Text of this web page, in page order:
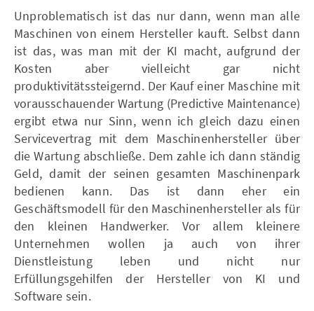
Unproblematisch ist das nur dann, wenn man alle
Maschinen von einem Hersteller kauft. Selbst dann
ist das, was man mit der KI macht, aufgrund der
Kosten aber vielleicht gar nicht
produktivitätssteigernd. Der Kauf einer Maschine mit
vorausschauender Wartung (Predictive Maintenance)
ergibt etwa nur Sinn, wenn ich gleich dazu einen
Servicevertrag mit dem Maschinenhersteller über
die Wartung abschließe. Dem zahle ich dann ständig
Geld, damit der seinen gesamten Maschinenpark
bedienen kann. Das ist dann eher ein
Geschäftsmodell für den Maschinenhersteller als für
den kleinen Handwerker. Vor allem kleinere
Unternehmen wollen ja auch von ihrer
Dienstleistung leben und nicht nur
Erfüllungsgehilfen der Hersteller von KI und
Software sein.